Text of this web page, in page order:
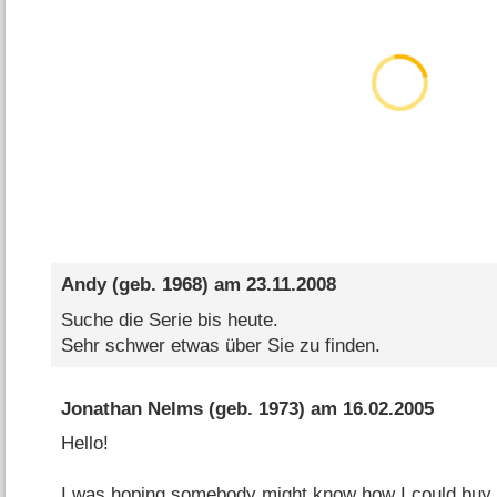
Andy(geb. 1968) am 23.11.2008
Suche die Serie bis heute.
Sehr schwer etwas über Sie zu finden.
Jonathan Nelms(geb. 1973) am 16.02.2005
Hello!